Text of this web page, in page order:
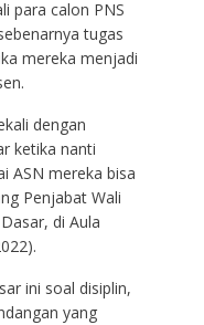
para calon PNS
tugas
mereka menjadi
dengan
ketika nanti
ASN mereka bisa
Penjabat Wali
di Aula
ini soal disiplin,
yang